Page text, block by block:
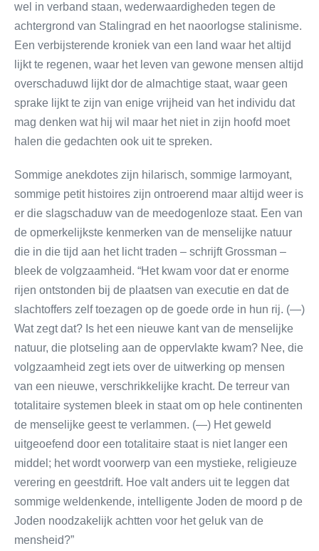
wel in verband staan, wederwaardigheden tegen de
achtergrond van Stalingrad en het naoorlogse stalinisme.
Een verbijsterende kroniek van een land waar het altijd
lijkt te regenen, waar het leven van gewone mensen altijd
overschaduwd lijkt dor de almachtige staat, waar geen
sprake lijkt te zijn van enige vrijheid van het individu dat
mag denken wat hij wil maar het niet in zijn hoofd moet
halen die gedachten ook uit te spreken.
Sommige anekdotes zijn hilarisch, sommige larmoyant,
sommige petit histoires zijn ontroerend maar altijd weer is
er die slagschaduw van de meedogenloze staat. Een van
de opmerkelijkste kenmerken van de menselijke natuur
die in die tijd aan het licht traden – schrijft Grossman –
bleek de volgzaamheid. “Het kwam voor dat er enorme
rijen ontstonden bij de plaatsen van executie en dat de
slachtoffers zelf toezagen op de goede orde in hun rij. (—)
Wat zegt dat? Is het een nieuwe kant van de menselijke
natuur, die plotseling aan de oppervlakte kwam? Nee, die
volgzaamheid zegt iets over de uitwerking op mensen
van een nieuwe, verschrikkelijke kracht. De terreur van
totalitaire systemen bleek in staat om op hele continenten
de menselijke geest te verlammen. (—) Het geweld
uitgeoefend door een totalitaire staat is niet langer een
middel; het wordt voorwerp van een mystieke, religieuze
verering en geestdrift. Hoe valt anders uit te leggen dat
sommige weldenkende, intelligente Joden de moord p de
Joden noodzakelijk achtten voor het geluk van de
mensheid?”